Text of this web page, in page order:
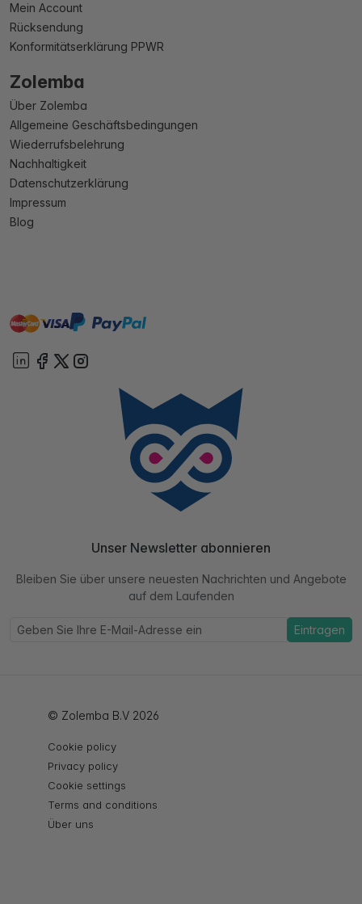
Mein Account
Rücksendung
Konformitätserklärung PPWR
Zolemba
Über Zolemba
Allgemeine Geschäftsbedingungen
Wiederrufsbelehrung
Nachhaltigkeit
Datenschutzerklärung
Impressum
Blog
mastervisa paypal
Unser Newsletter abonnieren
Bleiben Sie über unsere neuesten Nachrichten und Angebote
auf dem Laufenden
Eintragen
© Zolemba B.V 2026
Cookie policy
Privacy policy
Cookie settings
Terms and conditions
Über uns